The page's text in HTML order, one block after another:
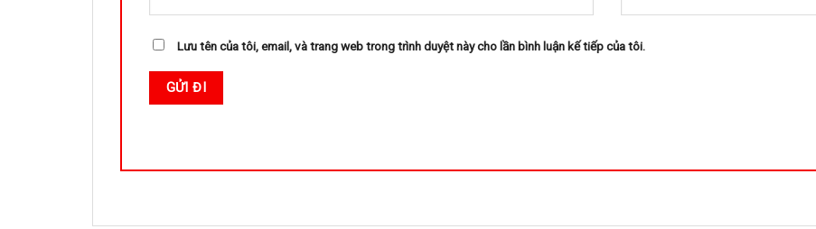
Lưu tên của tôi, email, và trang web trong trình duyệt này cho lần bình luận kế tiếp của tôi.